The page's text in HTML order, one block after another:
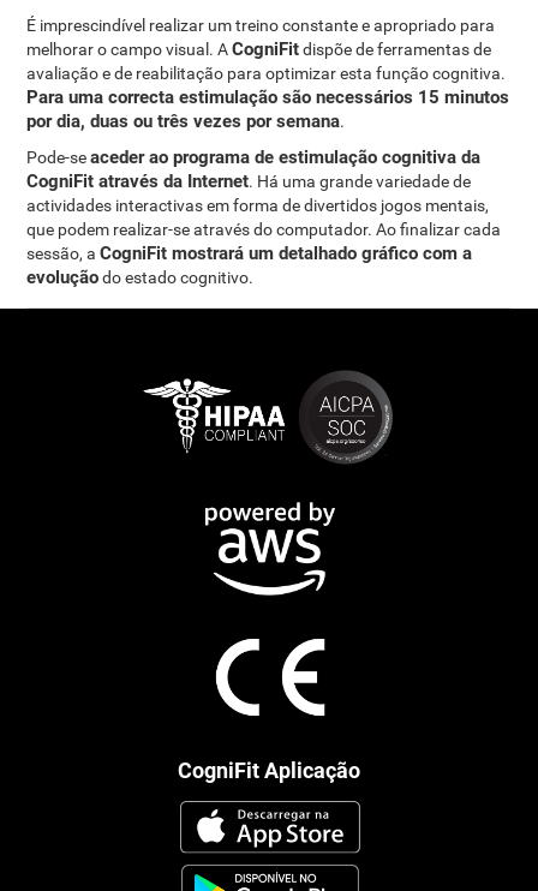
É imprescindível realizar um treino constante e apropriado para
melhorar o campo visual. ACogniFitdispõe de ferramentas de
avaliação e de reabilitação para optimizar esta função cognitiva.
Para uma correcta estimulação são necessários 15 minutos
por dia, duas ou três vezes por semana.
Pode-seaceder ao programa de estimulação cognitiva da
CogniFit através da Internet. Há uma grande variedade de
actividades interactivas em forma de divertidos jogos mentais,
que podem realizar-se através do computador. Ao finalizar cada
sessão, aCogniFit mostrará um detalhado gráfico com a
evoluçãodo estado cognitivo.
CogniFit Aplicação